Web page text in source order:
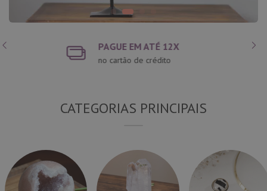
PAGUE NO PIX
e ganhe 5% de desconto
CATEGORIAS PRINCIPAIS